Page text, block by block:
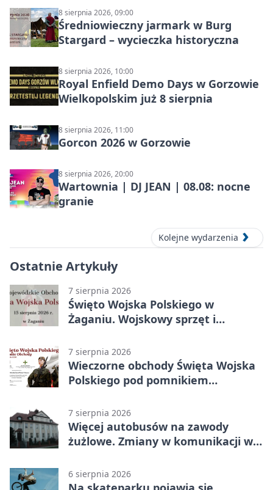
8 sierpnia 2026, 09:00
Średniowieczny jarmark w Burg
Stargard – wycieczka historyczna
8 sierpnia 2026, 10:00
Royal Enfield Demo Days w Gorzowie
Wielkopolskim już 8 sierpnia
8 sierpnia 2026, 11:00
Gorcon 2026 w Gorzowie
8 sierpnia 2026, 20:00
Wartownia | DJ JEAN | 08.08: nocne
granie
Kolejne wydarzenia
Ostatnie Artykuły
7 sierpnia 2026
Święto Wojska Polskiego w
Żaganiu. Wojskowy sprzęt i
7 sierpnia 2026
Wieczorne obchody Święta Wojska
Polskiego pod pomnikiem
7 sierpnia 2026
Więcej autobusów na zawody
żużlowe. Zmiany w komunikacji w
6 sierpnia 2026